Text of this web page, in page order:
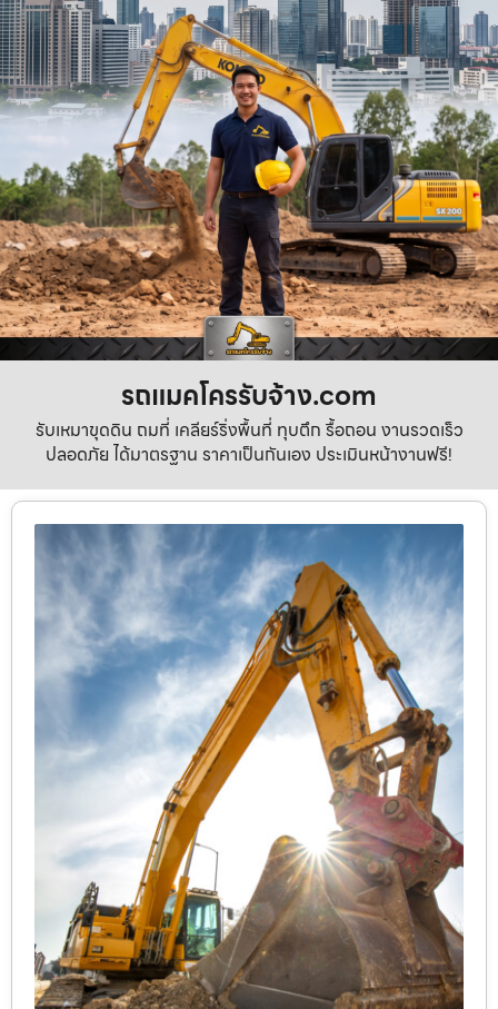
รถแมคโครรับจ้าง.com
รับเหมาขุดดิน ถมที่ เคลียร์ริ่งพื้นที่ ทุบตึก รื้อถอน งานรวดเร็ว
ปลอดภัย ได้มาตรฐาน ราคาเป็นกันเอง ประเมินหน้างานฟรี!